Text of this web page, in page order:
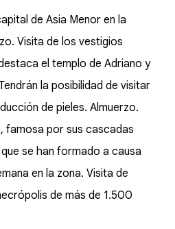
de Asia Menor en la
Visita de los vestigios
el templo de Adriano y
la posibilidad de visitar
de pieles. Almuerzo.
famosa por sus cascadas
se han formado a causa
en la zona. Visita de
de más de 1.500